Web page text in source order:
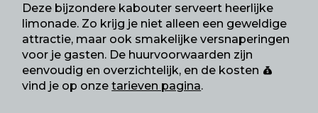
Deze bijzondere kabouter serveert heerlijke
limonade. Zo krijg je niet alleen een geweldige
attractie, maar ook smakelijke versnaperingen
voor je gasten. De huurvoorwaarden zijn
eenvoudig en overzichtelijk, en de kosten
vind je op onzetarieven pagina.